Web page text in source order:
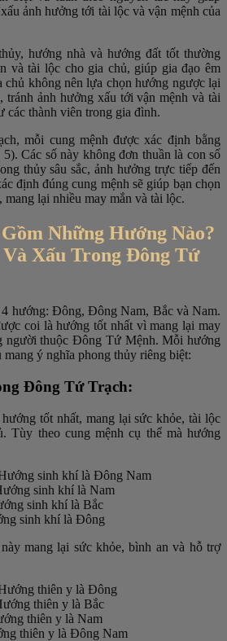
ảnh hưởng tới tài lộc và vận mệnh của
hướng nhà và hướng đất tốt thường
và tài lộc cho gia chủ, giúp gia đạo êm
chủ không nên lựa chọn hướng ngược lại
tránh ảnh hưởng xấu tới vận mệnh và tài
các thành viên trong gia đình.
mỗi cung mệnh được xác định bằng
Các số này không đơn thuần là con số
thủy sâu sắc, ảnh hưởng trực tiếp đến
định đúng cung mệnh sẽ giúp bạn chọn
lại nhiều may mắn và tài lộc.
Những Hướng Nào?
Xấu Trong Đông Tứ
hướng: Đông, Đông Nam, Bắc và Nam.
coi là hướng tốt nhất vì mang lại may
người thuộc Đông Tứ Mệnh. Mỗi hướng
ý nghĩa phong thủy riêng biệt:
Đông Tứ Trạch:
tốt nhất, mang lại sức khỏe, tài lộc
Tùy theo cung mệnh cụ thể mà hướng
sinh khí là Đông Nam
sinh khí là Nam
sinh khí là Bắc
sinh khí là Đông
mang lại sức khỏe, bình an và hỗ trợ
thiên y là Đông
thiên y là Bắc
thiên y là Nam
thiên y là Đông Nam